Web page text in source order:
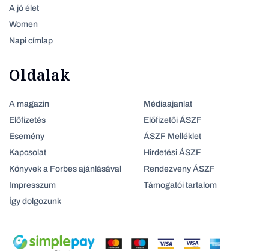
A jó élet
Women
Napi címlap
Oldalak
A magazin
Előfizetés
Esemény
Kapcsolat
Könyvek a Forbes ajánlásával
Impresszum
Így dolgozunk
Médiaajanlat
Előfizetői ÁSZF
ÁSZF Melléklet
Hirdetési ÁSZF
Rendezveny ÁSZF
Támogatói tartalom